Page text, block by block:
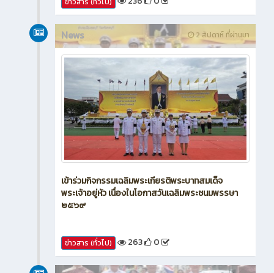
2 สัปดาห์ ที่ผ่านมา
News
เข้าร่วมกิจกรรมเฉลิมพระเกียรติพระบาทสมเด็จ
พระเจ้าอยู่หัว เนื่องในโอกาสวันเฉลิมพระชนมพรรษา
๒๕๖๙
ข่าวสาร (ทั่วไป) 263 0